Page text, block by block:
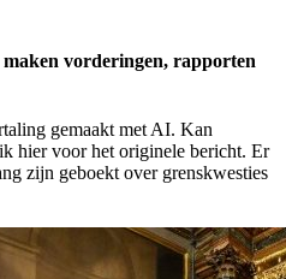
vorderingen, rapporten
gemaakt met AI. Kan
hier voor het originele bericht. Er
zijn geboekt over grenskwesties